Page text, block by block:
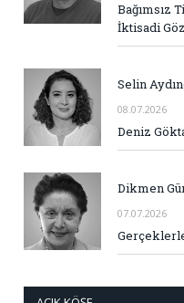
Bağımsız
İktisadi
Selin
08.07.2026
Deniz
Dikmen
07.07.2026